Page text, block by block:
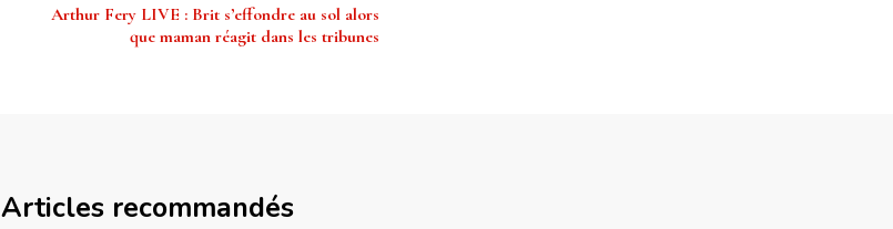
Arthur Fery LIVE : Brit s’effondre au sol alors
que maman réagit dans les tribunes
Articles recommandés